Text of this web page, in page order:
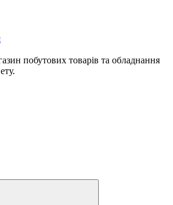
побутових товарів та обладнання